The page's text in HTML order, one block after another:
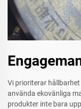
Vi prioriterar
använda ekovänliga
produkter inte bara